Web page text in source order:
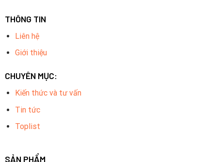
THÔNG TIN
Liên hệ
Giới thiệu
CHUYÊN MỤC:
Kiến thức và tư vấn
Tin tức
Toplist
SẢN PHẨM